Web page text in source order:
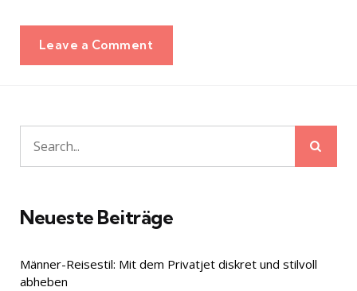
Leave a Comment
Search
for:
Neueste Beiträge
Männer-Reisestil: Mit dem Privatjet diskret und stilvoll
abheben